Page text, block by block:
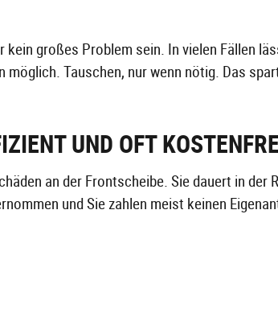
großes Problem sein. In vielen Fällen
Tauschen, nur wenn nötig. Das
UND OFT
an der Frontscheibe. Sie dauert in der
und Sie zahlen meist keinen